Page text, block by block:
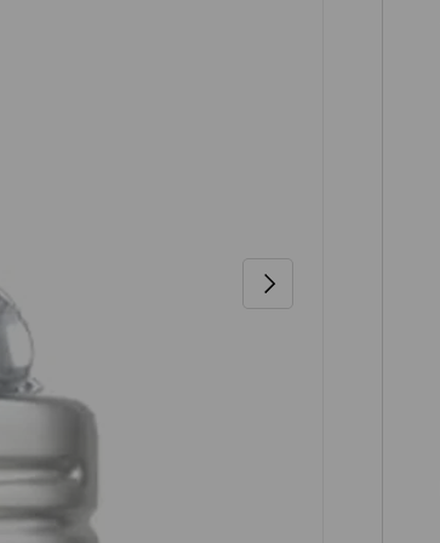
NÄCHSTE